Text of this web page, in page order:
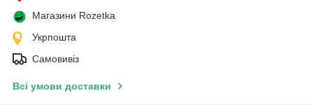
Магазини Rozetka
Укрпошта
Самовивіз
Всі умови доставки